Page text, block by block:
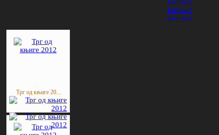
Билтен1
Билтен2
Билтен3
Трг од књиге 20...